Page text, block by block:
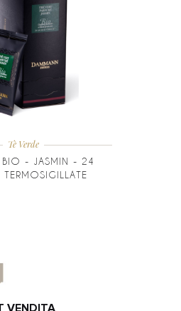
Tè Verde
BIO - JASMIN - 24
TERMOSIGILLATE
VENDITA